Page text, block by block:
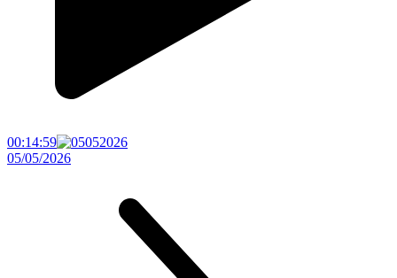
00:14:59
05/05/2026